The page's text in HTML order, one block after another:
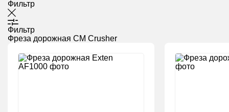
Фильтр
Фильтр
Фреза дорожная CM Crusher